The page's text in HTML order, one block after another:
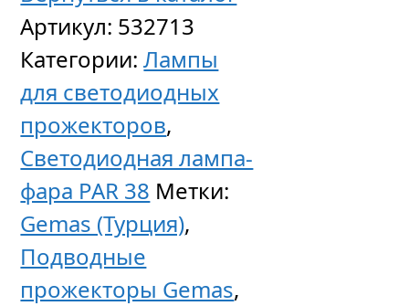
Артикул: 532713
Категории:Лампы
для светодиодных
прожекторов,
Светодиодная лампа-
фара PAR 38 Метки:
Gemas (Турция),
Подводные
прожекторы Gemas,